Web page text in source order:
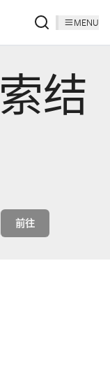
MENU
结
前往